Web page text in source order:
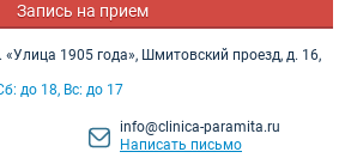
Запись на прием
«Улица 1905 года», Шмитовский проезд, д. 16,
до 18, Вс: до 17
info@clinica-paramita.ru
Написать письмо